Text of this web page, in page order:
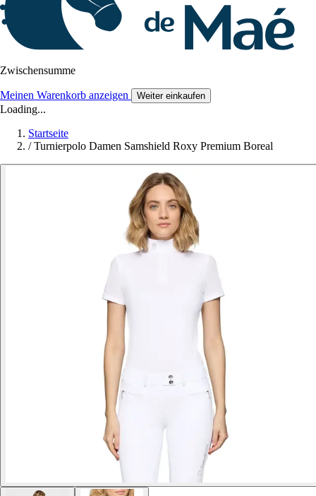
Zwischensumme
Meinen Warenkorb anzeigen Weiter einkaufen
Loading...
Startseite
/ Turnierpolo Damen Samshield Roxy Premium Boreal